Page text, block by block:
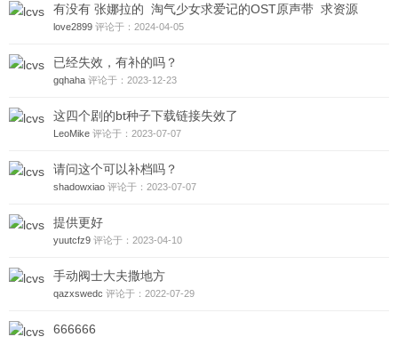
有没有 张娜拉的 淘气少女求爱记的OST原声带 求资源
love2899 评论于：2024-04-05
已经失效，有补的吗？
gqhaha 评论于：2023-12-23
这四个剧的bt种子下载链接失效了
LeoMike 评论于：2023-07-07
请问这个可以补档吗？
shadowxiao 评论于：2023-07-07
提供更好
yuutcfz9 评论于：2023-04-10
手动阀士大夫撒地方
qazxswedc 评论于：2022-07-29
666666